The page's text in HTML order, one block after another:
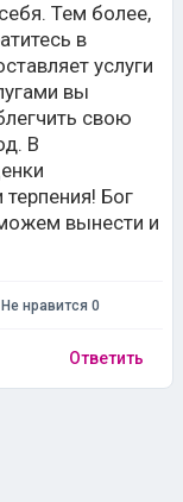
Тем более,
в
услуги
вы
свою
В
Бог
вынести и
Не нравится 0
Ответить